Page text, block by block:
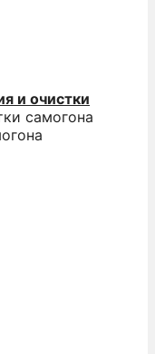
и очистки
самогона